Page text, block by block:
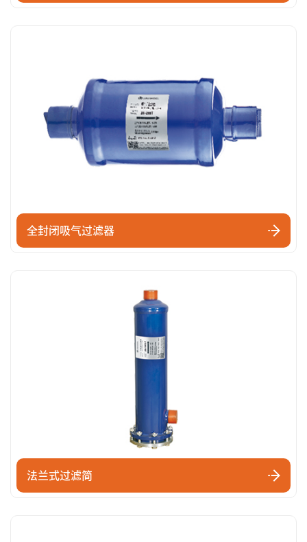
全封闭吸气过滤器
法兰式过滤简